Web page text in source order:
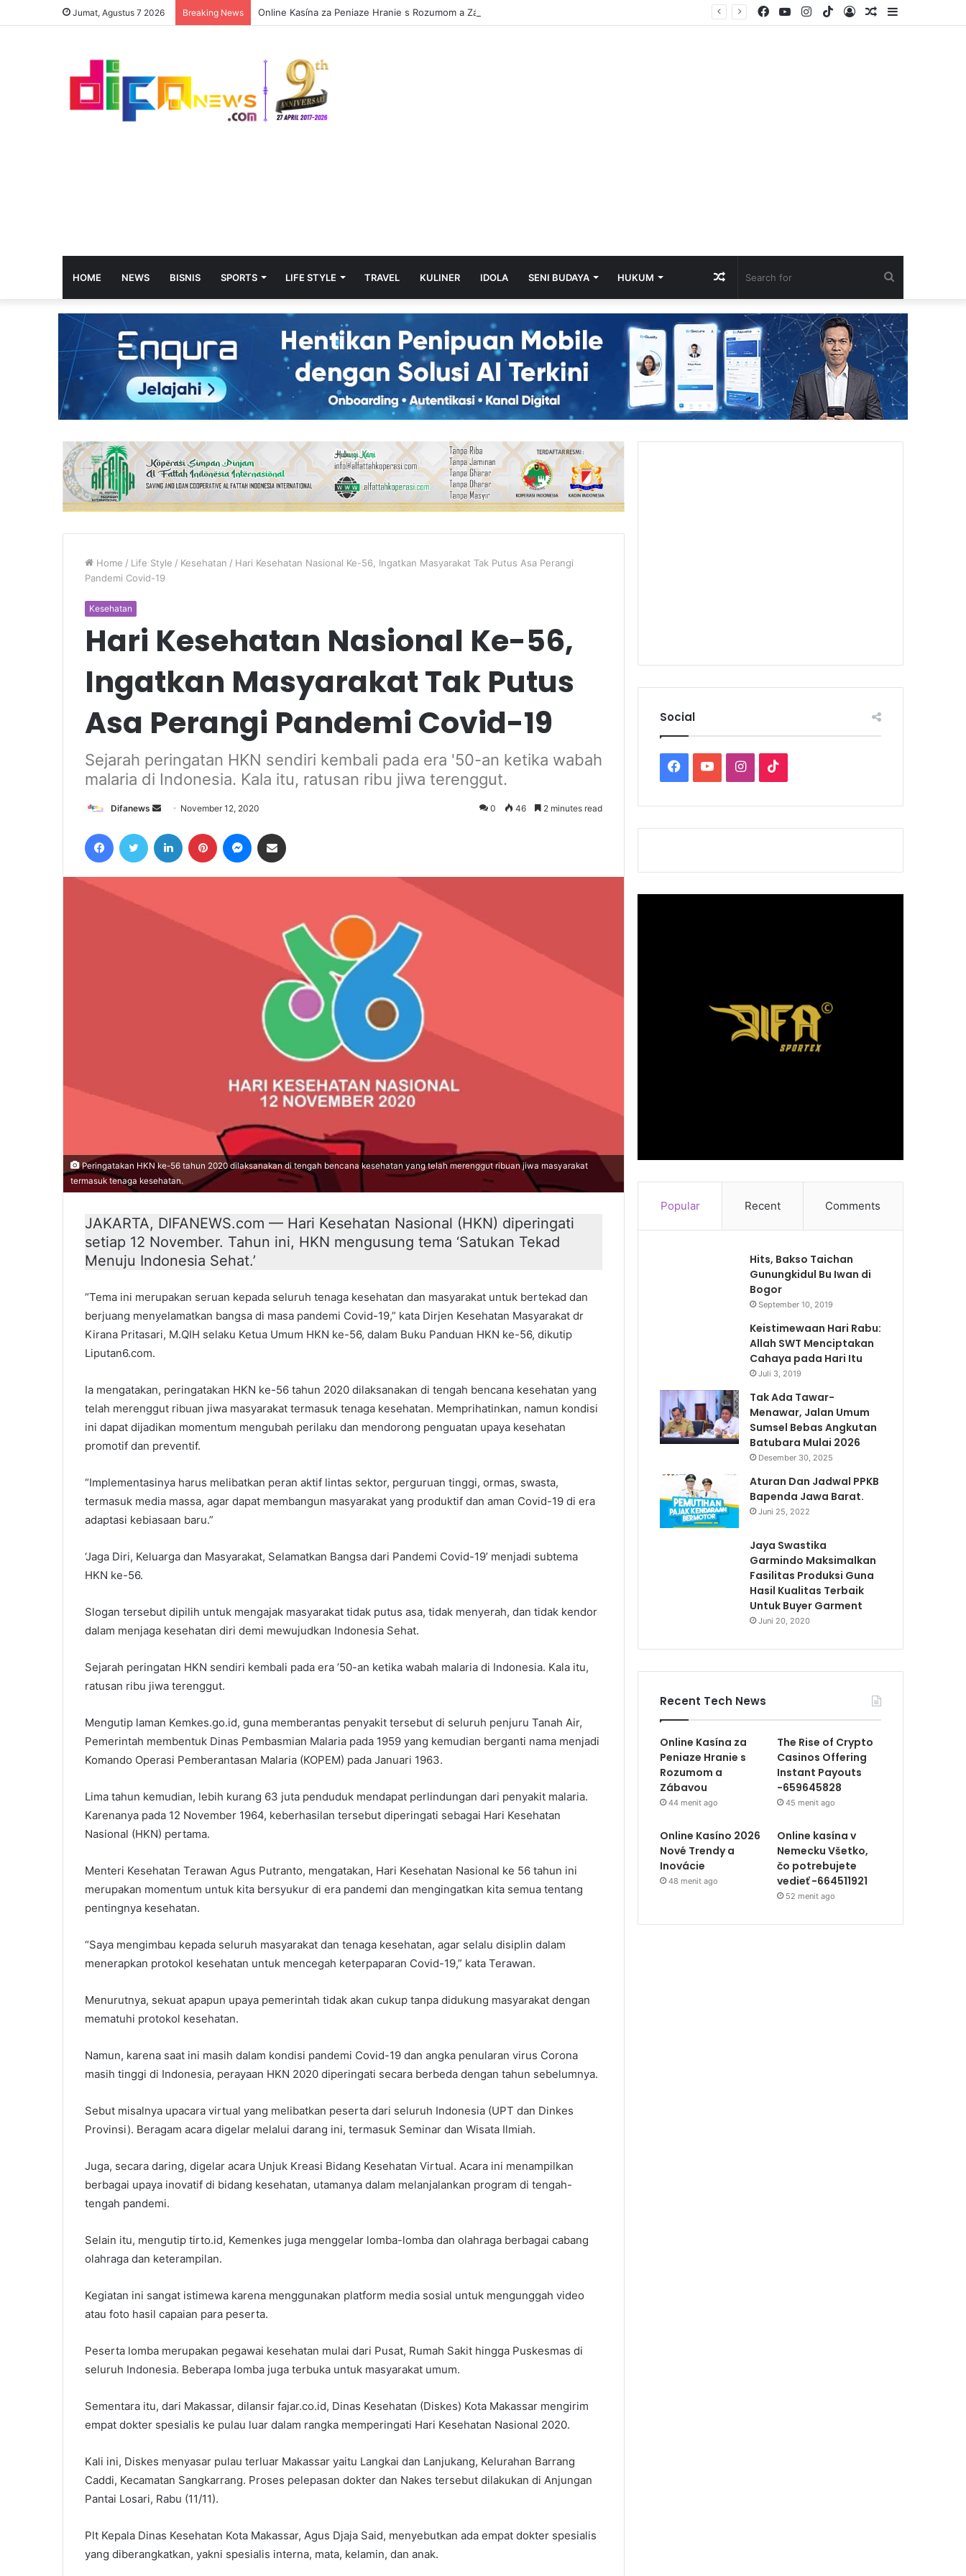
Jumat, Agustus 7 2026 Breaking News Online Kasína za Peniaze Hranie s Rozumom a Zábavou Sidebar
Random
Log
TikTok
Instagram
YouTube
Facebook
HOME NEWS BISNIS SPORTS LIFE STYLE TRAVEL KULINER IDOLA SENI BUDAYA HUKUM
for
Random
Article
Home / Life Style / Kesehatan / Hari Kesehatan Nasional Ke-56, Ingatkan Masyarakat Tak Putus Asa Perangi
Pandemi Covid-19
Kesehatan
Hari Kesehatan Nasional Ke-56,
Ingatkan Masyarakat Tak Putus
Asa Perangi Pandemi Covid-19
Sejarah peringatan HKN sendiri kembali pada era '50-an ketika wabah
malaria di Indonesia. Kala itu, ratusan ribu jiwa terenggut.
Difanews
Send
email
November 12, 2020 0 46 2 minutes read
FacebookTwitter LinkedIn Pinterest Messenger
Peringatakan HKN ke-56 tahun 2020 dilaksanakan di tengah bencana kesehatan yang telah merenggut ribuan jiwa masyarakat
termasuk tenaga kesehatan.
JAKARTA, DIFANEWS.com — Hari Kesehatan Nasional (HKN) diperingati
setiap 12 November. Tahun ini, HKN mengusung tema ‘Satukan Tekad
Menuju Indonesia Sehat.’
“Tema ini merupakan seruan kepada seluruh tenaga kesehatan dan masyarakat untuk bertekad dan
berjuang menyelamatkan bangsa di masa pandemi Covid-19,” kata Dirjen Kesehatan Masyarakat dr
Kirana Pritasari, M.QIH selaku Ketua Umum HKN ke-56, dalam Buku Panduan HKN ke-56, dikutip
Liputan6.com.
Ia mengatakan, peringatakan HKN ke-56 tahun 2020 dilaksanakan di tengah bencana kesehatan yang
telah merenggut ribuan jiwa masyarakat termasuk tenaga kesehatan. Memprihatinkan, namun kondisi
ini dapat dijadikan momentum mengubah perilaku dan mendorong penguatan upaya kesehatan
promotif dan preventif.
“Implementasinya harus melibatkan peran aktif lintas sektor, perguruan tinggi, ormas, swasta,
termasuk media massa, agar dapat membangun masyarakat yang produktif dan aman Covid-19 di era
adaptasi kebiasaan baru.”
‘Jaga Diri, Keluarga dan Masyarakat, Selamatkan Bangsa dari Pandemi Covid-19’ menjadi subtema
HKN ke-56.
Slogan tersebut dipilih untuk mengajak masyarakat tidak putus asa, tidak menyerah, dan tidak kendor
dalam menjaga kesehatan diri demi mewujudkan Indonesia Sehat.
Sejarah peringatan HKN sendiri kembali pada era ’50-an ketika wabah malaria di Indonesia. Kala itu,
ratusan ribu jiwa terenggut.
Mengutip laman Kemkes.go.id, guna memberantas penyakit tersebut di seluruh penjuru Tanah Air,
Pemerintah membentuk Dinas Pembasmian Malaria pada 1959 yang kemudian berganti nama menjadi
Komando Operasi Pemberantasan Malaria (KOPEM) pada Januari 1963.
Lima tahun kemudian, lebih kurang 63 juta penduduk mendapat perlindungan dari penyakit malaria.
Karenanya pada 12 November 1964, keberhasilan tersebut diperingati sebagai Hari Kesehatan
Nasional (HKN) pertama.
Menteri Kesehatan Terawan Agus Putranto, mengatakan, Hari Kesehatan Nasional ke 56 tahun ini
merupakan momentum untuk kita bersyukur di era pandemi dan mengingatkan kita semua tentang
pentingnya kesehatan.
“Saya mengimbau kepada seluruh masyarakat dan tenaga kesehatan, agar selalu disiplin dalam
menerapkan protokol kesehatan untuk mencegah keterpaparan Covid-19,” kata Terawan.
Menurutnya, sekuat apapun upaya pemerintah tidak akan cukup tanpa didukung masyarakat dengan
mematuhi protokol kesehatan.
Namun, karena saat ini masih dalam kondisi pandemi Covid-19 dan angka penularan virus Corona
masih tinggi di Indonesia, perayaan HKN 2020 diperingati secara berbeda dengan tahun sebelumnya.
Sebut misalnya upacara virtual yang melibatkan peserta dari seluruh Indonesia (UPT dan Dinkes
Provinsi). Beragam acara digelar melalui darang ini, termasuk Seminar dan Wisata Ilmiah.
Juga, secara daring, digelar acara Unjuk Kreasi Bidang Kesehatan Virtual. Acara ini menampilkan
berbagai upaya inovatif di bidang kesehatan, utamanya dalam melanjalankan program di tengah-
tengah pandemi.
Selain itu, mengutip tirto.id, Kemenkes juga menggelar lomba-lomba dan olahraga berbagai cabang
olahraga dan keterampilan.
Kegiatan ini sangat istimewa karena menggunakan platform media sosial untuk mengunggah video
atau foto hasil capaian para peserta.
Peserta lomba merupakan pegawai kesehatan mulai dari Pusat, Rumah Sakit hingga Puskesmas di
seluruh Indonesia. Beberapa lomba juga terbuka untuk masyarakat umum.
Sementara itu, dari Makassar, dilansir fajar.co.id, Dinas Kesehatan (Diskes) Kota Makassar mengirim
empat dokter spesialis ke pulau luar dalam rangka memperingati Hari Kesehatan Nasional 2020.
Kali ini, Diskes menyasar pulau terluar Makassar yaitu Langkai dan Lanjukang, Kelurahan Barrang
Caddi, Kecamatan Sangkarrang. Proses pelepasan dokter dan Nakes tersebut dilakukan di Anjungan
Pantai Losari, Rabu (11/11).
Plt Kepala Dinas Kesehatan Kota Makassar, Agus Djaja Said, menyebutkan ada empat dokter spesialis
yang diberangkatkan, yakni spesialis interna, mata, kelamin, dan anak.
Social
Facebook
YouTubeInstagram
Popular Recent Comments
Hits, Bakso Taichan
Gunungkidul Bu Iwan di
Bogor
September 10, 2019
Keistimewaan Hari Rabu:
Allah SWT Menciptakan
Cahaya pada Hari Itu
Juli 3, 2019
Tak Ada Tawar-
Menawar, Jalan Umum
Sumsel Bebas Angkutan
Batubara Mulai 2026
Desember 30, 2025
Aturan Dan Jadwal PPKB
Bapenda Jawa Barat.
Juni 25, 2022
Jaya Swastika
Garmindo Maksimalkan
Fasilitas Produksi Guna
Hasil Kualitas Terbaik
Untuk Buyer Garment
Juni 20, 2020
Recent Tech News
Online Kasína za
Peniaze Hranie s
Rozumom a
Zábavou
44 menit ago
The Rise of Crypto
Casinos Offering
Instant Payouts
-659645828
45 menit ago
Online Kasíno 2026
Nové Trendy a
Inovácie
48 menit ago
Online kasína v
Nemecku Všetko,
čo potrebujete
vedieť -664511921
52 menit ago